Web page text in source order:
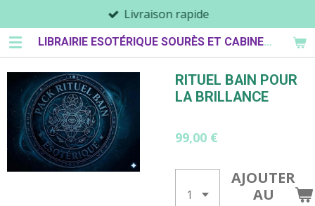
au
contenu
LIBRAIRIE ESOTÉRIQUE SOURÈS ET CABINET DE PARASPYCHOLOGIE
Livraison rapide
RITUEL BAIN POUR
LA BRILLANCE
99,00 €
AJOUTER
AU